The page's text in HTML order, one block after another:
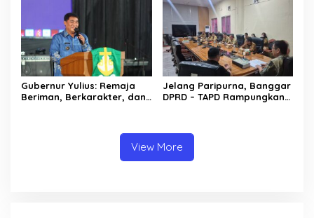
Gubernur Yulius: Remaja
Beriman, Berkarakter, dan
Jelang Paripurna, Banggar
DPRD – TAPD Rampungkan
View More